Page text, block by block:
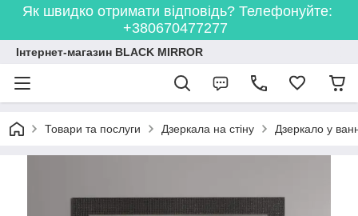
Як швидко отримати відповідь? Телефонуйте:
+380670477277
Інтернет-магазин BLACK MIRROR
Товари та послуги Дзеркала на стіну Дзеркало у